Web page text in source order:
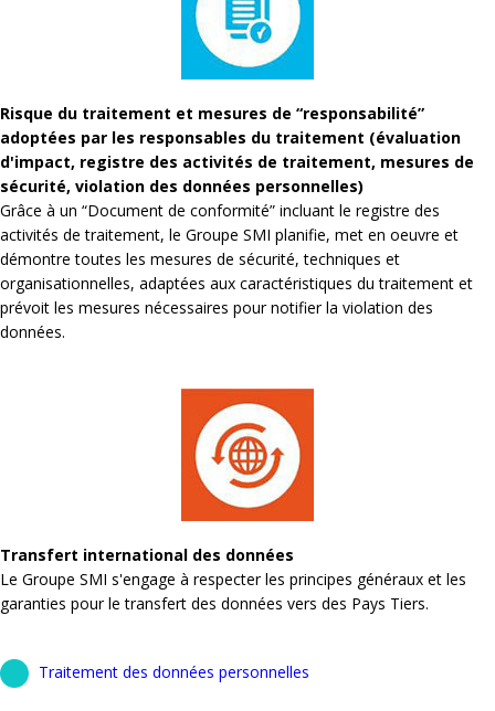
Risque du traitement et mesures de “responsabilité”
adoptées par les responsables du traitement (évaluation
d'impact, registre des activités de traitement, mesures de
sécurité, violation des données personnelles)
Grâce à un “Document de conformité” incluant le registre des
activités de traitement, le Groupe SMI planifie, met en oeuvre et
démontre toutes les mesures de sécurité, techniques et
organisationnelles, adaptées aux caractéristiques du traitement et
prévoit les mesures nécessaires pour notifier la violation des
données.
Transfert international des données
Le Groupe SMI s'engage à respecter les principes généraux et les
garanties pour le transfert des données vers des Pays Tiers.
Traitement des données personnelles